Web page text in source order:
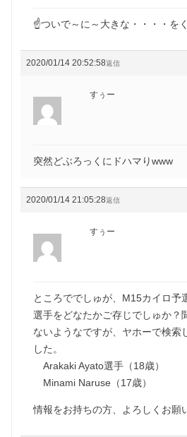
☝ついで～に～大きな・・・・を
2020/01/14 20:52:58返信
すぅー
突然どぶろっくにドハマりwww
2020/01/14 21:05:28返信
すぅー
ところででしゅが、M15カイロ予
選手をどなたかご存じでしゅか？
ないようなですが、ヤホーで検索
した。
Arakaki Ayato選手（18歳）
Minami Naruse（17歳）
情報をお持ちの方、よろしくお願